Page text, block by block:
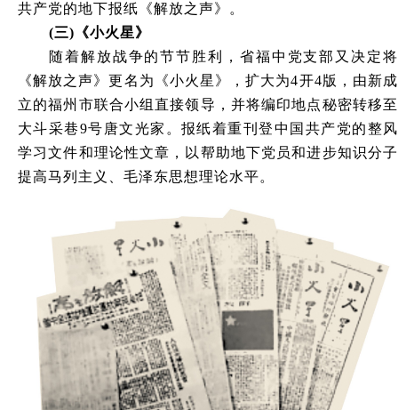
共产党的地下报纸《解放之声》。
(三)《小火星》
随着解放战争的节节胜利，省福中党支部又决定将
《解放之声》更名为《小火星》，扩大为4开4版，由新成
立的福州市联合小组直接领导，并将编印地点秘密转移至
大斗采巷9号唐文光家。报纸着重刊登中国共产党的整风
学习文件和理论性文章，以帮助地下党员和进步知识分子
提高马列主义、毛泽东思想理论水平。